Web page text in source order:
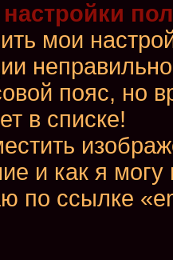
мои
пояс, но
в списке!
и как я могу
по ссылке